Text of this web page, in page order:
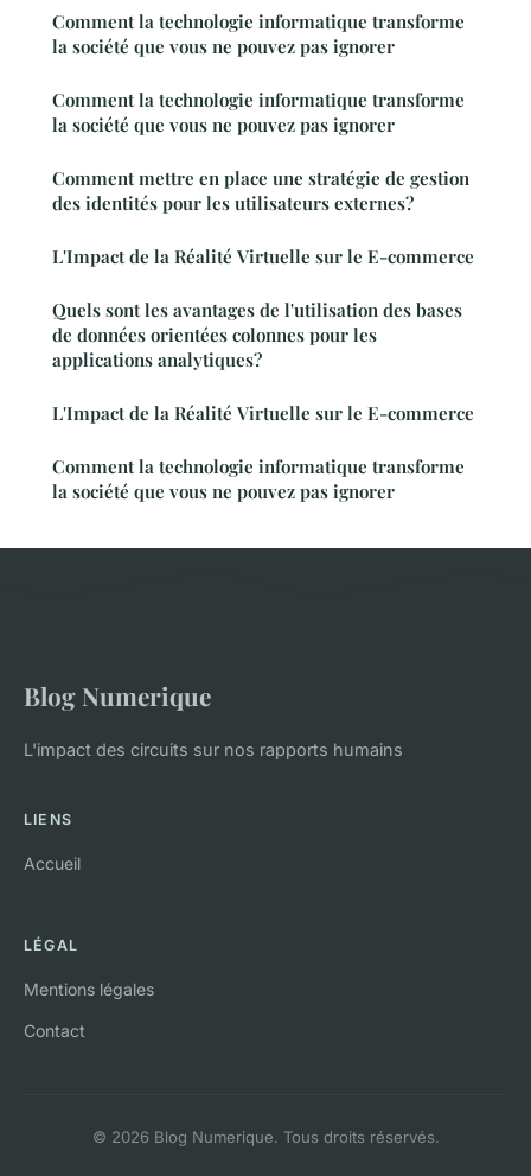
Comment la technologie informatique transforme
la société que vous ne pouvez pas ignorer
Comment la technologie informatique transforme
la société que vous ne pouvez pas ignorer
Comment mettre en place une stratégie de gestion
des identités pour les utilisateurs externes?
L'Impact de la Réalité Virtuelle sur le E-commerce
Quels sont les avantages de l'utilisation des bases
de données orientées colonnes pour les
applications analytiques?
L'Impact de la Réalité Virtuelle sur le E-commerce
Comment la technologie informatique transforme
la société que vous ne pouvez pas ignorer
Blog Numerique
L'impact des circuits sur nos rapports humains
LIENS
Accueil
LÉGAL
Mentions légales
Contact
© 2026 Blog Numerique. Tous droits réservés.